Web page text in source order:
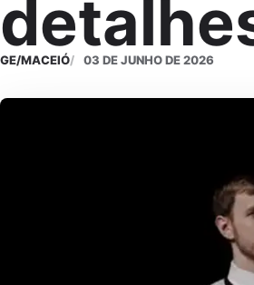
GE/MACEIÓ 03 DE JUNHO DE 2026